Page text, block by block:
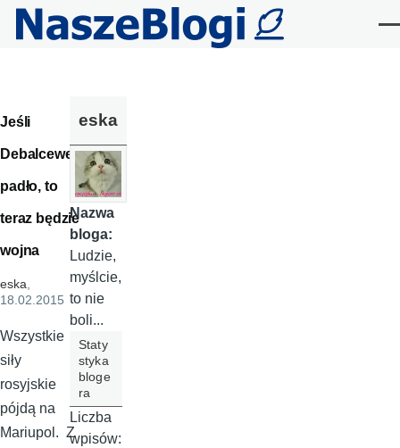
Przejdź do treści
Jeśli
Debalcewe
padło, to
teraz będzie
wojna
eska,
18.02.2015
Wszystkie
siły
rosyjskie
pójdą na
Mariupol. Z
eska
Nazwa
bloga:
Ludzie,
myślcie,
to nie
boli...
Staty
styka
bloge
ra
Liczba
wpisów: